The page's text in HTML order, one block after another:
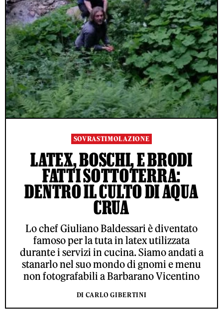
SOVRASTIMOLAZIONE
LATEX, BOSCHI, E BRODI
FATTI SOTTOTERRA:
DENTRO IL CULTO DI AQUA
CRUA
Lo chef Giuliano Baldessari è diventato
famoso per la tuta in latex utilizzata
durante i servizi in cucina. Siamo andati a
stanarlo nel suo mondo di gnomi e menu
non fotografabili a Barbarano Vicentino
DI CARLO GIBERTINI